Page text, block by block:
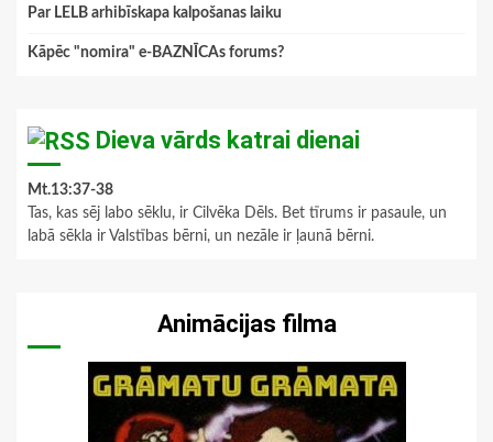
Par LELB arhibīskapa kalpošanas laiku
Kāpēc "nomira" e-BAZNĪCAs forums?
Dieva vārds katrai dienai
Mt.13:37-38
Tas, kas sēj labo sēklu, ir Cilvēka Dēls. Bet tīrums ir pasaule, un
labā sēkla ir Valstības bērni, un nezāle ir ļaunā bērni.
Animācijas filma